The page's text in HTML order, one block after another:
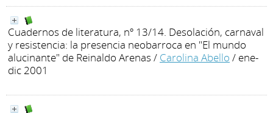
Cuadernos de literatura, nº 13/14. Desolación, carnaval
y resistencia: la presencia neobarroca en "El mundo
alucinante" de Reinaldo Arenas / Carolina Abello / ene-
dic 2001